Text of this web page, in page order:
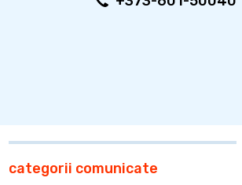
categorii comunicate